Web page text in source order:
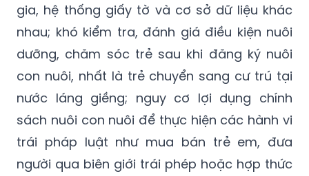
gia, hệ thống giấy tờ và cơ sở dữ liệu khác
nhau; khó kiểm tra, đánh giá điều kiện nuôi
dưỡng, chăm sóc trẻ sau khi đăng ký nuôi
con nuôi, nhất là trẻ chuyển sang cư trú tại
nước láng giềng; nguy cơ lợi dụng chính
sách nuôi con nuôi để thực hiện các hành vi
trái pháp luật như mua bán trẻ em, đưa
người qua biên giới trái phép hoặc hợp thức